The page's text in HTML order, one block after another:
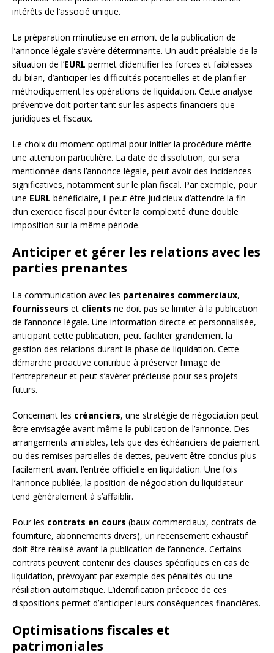
intérêts de l’associé unique.
La préparation minutieuse en amont de la publication de
l’annonce légale s’avère déterminante. Un audit préalable de la
situation de l’EURL permet d’identifier les forces et faiblesses
du bilan, d’anticiper les difficultés potentielles et de planifier
méthodiquement les opérations de liquidation. Cette analyse
préventive doit porter tant sur les aspects financiers que
juridiques et fiscaux.
Le choix du moment optimal pour initier la procédure mérite
une attention particulière. La date de dissolution, qui sera
mentionnée dans l’annonce légale, peut avoir des incidences
significatives, notamment sur le plan fiscal. Par exemple, pour
une EURL bénéficiaire, il peut être judicieux d’attendre la fin
d’un exercice fiscal pour éviter la complexité d’une double
imposition sur la même période.
Anticiper et gérer les relations avec les
parties prenantes
La communication avec les partenaires commerciaux,
fournisseurs et clients ne doit pas se limiter à la publication
de l’annonce légale. Une information directe et personnalisée,
anticipant cette publication, peut faciliter grandement la
gestion des relations durant la phase de liquidation. Cette
démarche proactive contribue à préserver l’image de
l’entrepreneur et peut s’avérer précieuse pour ses projets
futurs.
Concernant les créanciers, une stratégie de négociation peut
être envisagée avant même la publication de l’annonce. Des
arrangements amiables, tels que des échéanciers de paiement
ou des remises partielles de dettes, peuvent être conclus plus
facilement avant l’entrée officielle en liquidation. Une fois
l’annonce publiée, la position de négociation du liquidateur
tend généralement à s’affaiblir.
Pour les contrats en cours (baux commerciaux, contrats de
fourniture, abonnements divers), un recensement exhaustif
doit être réalisé avant la publication de l’annonce. Certains
contrats peuvent contenir des clauses spécifiques en cas de
liquidation, prévoyant par exemple des pénalités ou une
résiliation automatique. L’identification précoce de ces
dispositions permet d’anticiper leurs conséquences financières.
Optimisations fiscales et
patrimoniales